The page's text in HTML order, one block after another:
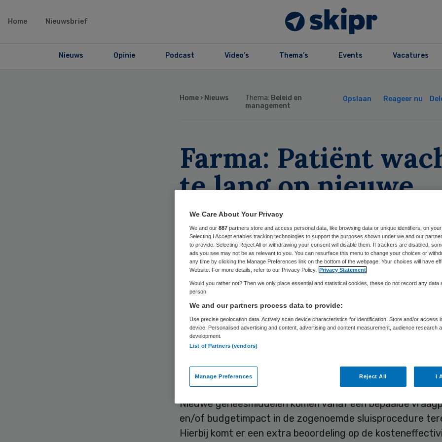
Home Nieuwsbrief
Nieuws Opinie Podcast Video’s Thema’s Events Vacatures
Home › Nieuws Thema: Beleid en
management
Opslaan Reageer nu
Farma: Patiënt
te lang op nieuwe
medicijnen
Thijs Rösken 16 juni 2020 ,14:36 634 keer gelezen
De weg die nieuwe dure geneesmiddelen moeten
toegelaten te worden tot het basispakket duurt veel te
vindt de branchevereniging voor
(Vereniging Innovatieve Geneesmiddelen). De vereniging
versnellen.
Nieuwe geneesmiddelen komen vanaf een bepaalde
en/of budgetimpact in de zogenoemde sluisprocedure
Hierbij komt er een extra beoordeling op de
We Care About Your Privacy
We and our 887 partners store and access personal data, like browsing data or unique identifiers, on your
Selecting I Accept enables tracking technologies to support the purposes shown under we and our
to provide. Selecting Reject All or withdrawing your consent will disable them. If trackers are disabled,
ads you see may not be as relevant to you. You can resurface this menu to change your choices or
any time by clicking the Manage Preferences link on the bottom of the webpage. Your choices will have
Website. For more details, refer to our Privacy Policy. Privacy Statement
Would you rather not? Then we only place essential and statistical cookies, these do not record any data
person
We and our partners process data to provide:
Use precise geolocation data. Actively scan device characteristics for identification. Store and/or access
device. Personalised advertising and content, advertising and content measurement, audience research
development.
List of Partners (vendors)
Manage Preferences Reject All I